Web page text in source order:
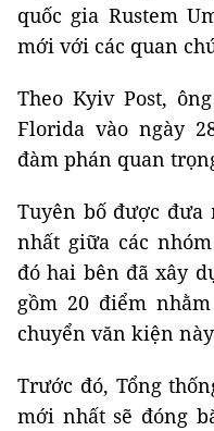
quốc gia Rustem
mới với các quan
Theo Kyiv Post,
Florida vào ngày
đàm phán quan
Tuyên bố được đưa
nhất giữa các
đó hai bên đã xây
gồm 20 điểm
chuyển văn kiện
Trước đó, Tổng
mới nhất sẽ đóng